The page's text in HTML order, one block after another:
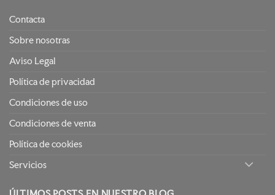
Contacta
Sobre nosotras
Aviso Legal
Política de privacidad
Condiciones de uso
Condiciones de venta
Política de cookies
Servicios